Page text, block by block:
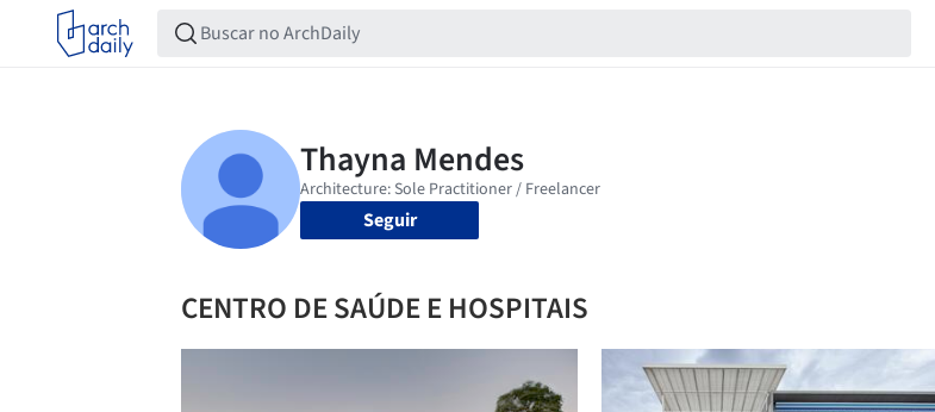
Seguir
CENTRO DE SAÚDE E HOSPITAIS